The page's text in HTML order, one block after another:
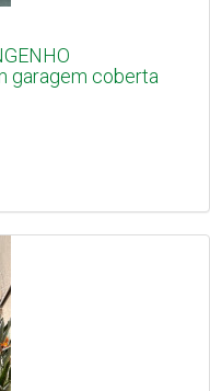
garagem coberta